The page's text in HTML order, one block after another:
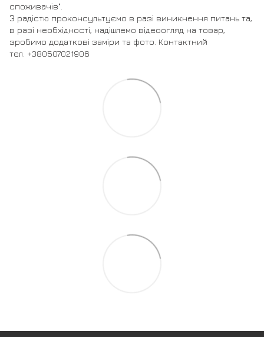
споживачів".
З радістю проконсультуємо в разі виникнення питань та,
в разі необхідності, надішлемо відеоогляд на товар,
зробимо додаткові заміри та фото. Контактний
тел. +380507021906